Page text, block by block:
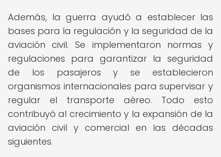
Además, la guerra ayudó a establecer las
bases para la regulación y la seguridad de la
aviación civil. Se implementaron normas y
regulaciones para garantizar la seguridad
de los pasajeros y se establecieron
organismos internacionales para supervisar y
regular el transporte aéreo. Todo esto
contribuyó al crecimiento y la expansión de la
aviación civil y comercial en las décadas
siguientes.